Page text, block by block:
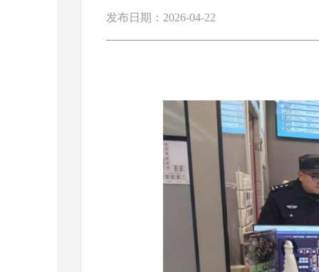
发布日期：2026-04-22